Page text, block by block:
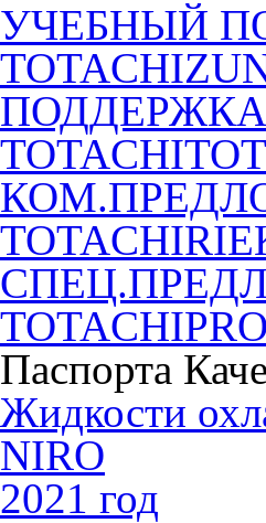
УЧЕБНЫЙ
Паспорта
Жидкости
NIRO
2021 год